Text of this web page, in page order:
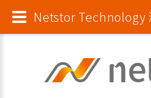
Netstor Technology